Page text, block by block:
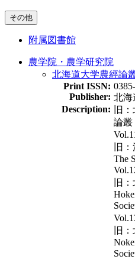
その他
附属図書館
農学院・農学研究院
北海道大学農經論
Print ISSN:
Publisher: 北海
Description:
旧
論叢
旧
The
旧
旧